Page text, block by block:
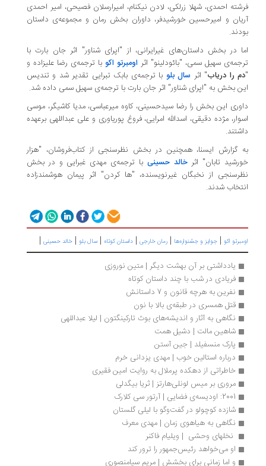
فرشته احمدی، شهلا زرلکی، لادن نیکنام، امیرارسلان فصیحی، امیر احمدی
آریان و امیرحسین خورشیدفر، داوران بخش رمان و مجموعه‌ی داستان
بودند.
اما در بخش داستان‌های غیرایرانی، از "اپرای شناور" اثر جان‌ بارت با
ترجمه‌ی سهیل سمی، "بائودلینو" اثر اومبرتو اکو با ترجمه‌ی رضا علیزاده و
"دم را دریاب" اثر سال‌ بلو با ترجمه‌ی بابک تبرایی تقدیر شد و تندیس
این بخش به "اپرای شناور" اثر جان‌ بارت با ترجمه‌ی سهیل سمی داده شد.
داوری این بخش را رضا سیدحسینی، کاوه میرعباسی، مدیا کاشیگر، موسی
اسوار، مژده دقیقی، اسدالله امرایی، فروغ پوریاوری و علی عبداللهی برعهده
داشتند.
به گزارش ایسنا، همچنین در بخش نظرسنجی از کتاب‌فروشان، "هزار
خورشید تابان" اثرخالد حسینی با ترجمه‌ی مهدی غبرایی و در بخش
نظرسنجی از نخبگان غیرنویسنده، "ها کردن" اثر پیمان هوشمندزاده
انتخاب شدند.
اومبرتو اکو | جوایز و جشنواره‌ها | رمان خارجی | داستان کوتاه | سال بلو | خالد حسینی |
یادداشتی بر آن بهشت دیگر | متین نوروزی
فریادی در شب با چند داستان کوتاه
نفرین به هرچه قانون و 7 داستانش
قتل همسری در طبقه‌‎ی بالا با نون
نگاهی به آثار و اندیشه‌های بوث تارکینگتون | لیلا عبداللهی
شاهین مالت | دشیل همت
پارک منسفیلد | جین آستن
درباره استالین خوب | مهدی یزدانی خرم
خاطراتی از دهکده پرملال به روایت امین فقیری
مروری بر میس لونلی‌هارتز | ثریا بیگدلی
2001: اودیسه­‌ی فضایی | آرتور سی کلارک
شازده کوچولو در گفت‌وگو با لیلی گلستان
نگاهی به هیاهوی زمان | مهدی معرف
نخلهای وحشی  | ویلیام فاکنر
او می‌خواهد رئیس‌جمهور را ترور کند
و اما زمانی برای بخشش | مریم سیامنصوری